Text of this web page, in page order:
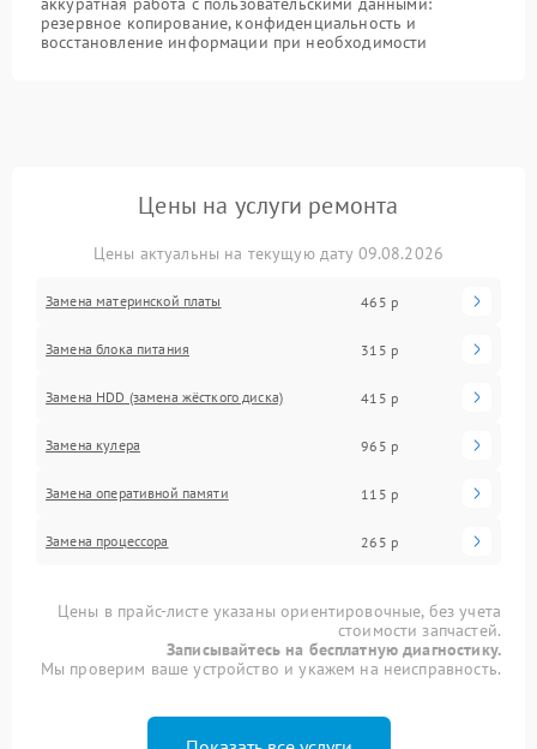
резервное копирование, конфиденциальность и
восстановление информации при необходимости
Цены на услуги ремонта
Цены актуальны на текущую дату 09.08.2026
Замена материнской платы 465 р
Замена блока питания 315 р
Замена HDD (замена жёсткого диска) 415 р
Замена кулера 965 р
Замена оперативной памяти 115 р
Замена процессора 265 р
Цены в прайс-листе указаны ориентировочные, без учета
стоимости запчастей.
Записывайтесь на бесплатную диагностику.
Мы проверим ваше устройство и укажем на неисправность.